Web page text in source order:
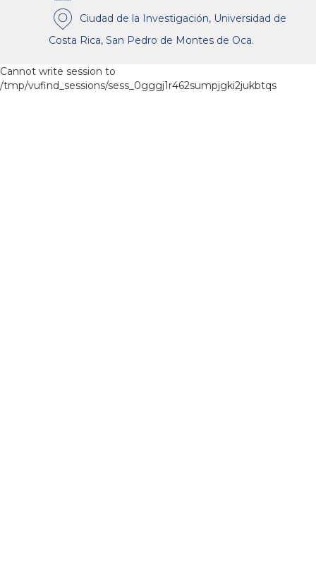
Ciudad de la Investigación, Universidad de
Costa Rica, San Pedro de Montes de Oca.
Cannot write session to
/tmp/vufind_sessions/sess_0gggj1r462sumpjgki2jukbtqs